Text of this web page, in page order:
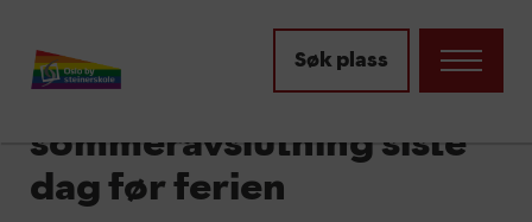
Søk plass
Vitnemålsutdeling og
sommeravslutning siste
dag før ferien